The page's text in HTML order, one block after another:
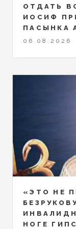
ОТДАТЬ
ИОСИФ
ПАСЫНКА
06.08.2026
«ЭТО НЕ
НОГЕ ГИПС